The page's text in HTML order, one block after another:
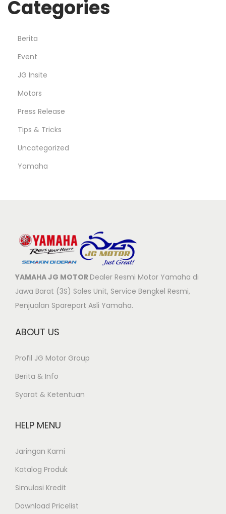
Categories
Berita
Event
JG Insite
Motors
Press Release
Tips & Tricks
Uncategorized
Yamaha
YAMAHA JG MOTOR Dealer Resmi Motor Yamaha di
Jawa Barat (3S) Sales Unit, Service Bengkel Resmi,
Penjualan Sparepart Asli Yamaha.
ABOUT US
Profil JG Motor Group
Berita & Info
Syarat & Ketentuan
HELP MENU
Jaringan Kami
Katalog Produk
Simulasi Kredit
Download Pricelist